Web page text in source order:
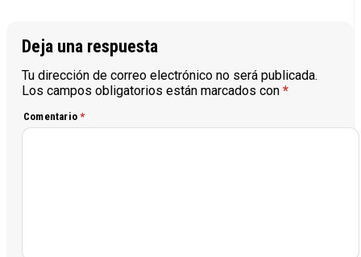
Deja una respuesta
Tu dirección de correo electrónico no será publicada.
Los campos obligatorios están marcados con *
Comentario*